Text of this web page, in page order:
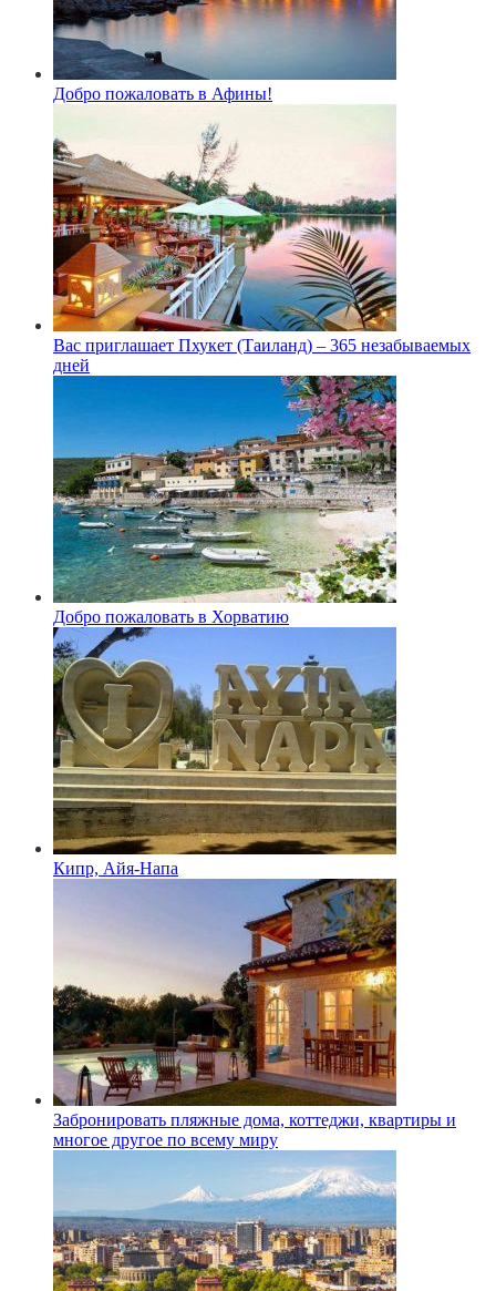
Добро пожаловать в Афины!
Вас приглашает Пхукет (Таиланд) – 365 незабываемых
дней
Добро пожаловать в Хорватию
Кипр, Айя-Напа
Забронировать пляжные дома, коттеджи, квартиры и
многое другое по всему миру